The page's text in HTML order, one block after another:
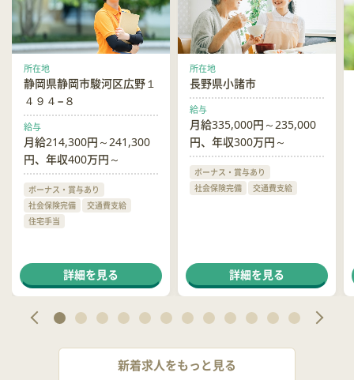
所在地
静岡県静岡市駿河区広野１
４９４−８
給与
月給214,300円～241,300
円、年収400万円～
ボーナス・賞与あり
社会保険完備
交通費支給
住宅手当
詳細を見る
所在地
長野県小諸市
給与
月給335,000円～235,000
円、年収300万円～
ボーナス・賞与あり
社会保険完備
交通費支給
詳細を見る
新着求人をもっと見る